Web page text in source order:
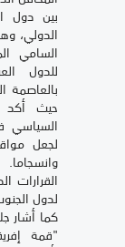
بين دول
الدولي،
السامي
للدول
حيث أكد
السياسي
لجعل
القرارات
لدول
كما أشار
"قمة